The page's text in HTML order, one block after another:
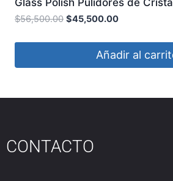
SONAX 273 141
$56,500.00 $45,500.00
Añadir al
CONTACTO